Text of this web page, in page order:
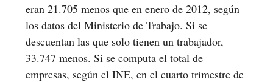
eran 21.705 menos que en enero de 2012, según
los datos del Ministerio de Trabajo. Si se
descuentan las que solo tienen un trabajador,
33.747 menos. Si se computa el total de
empresas, según el INE, en el cuarto trimestre de